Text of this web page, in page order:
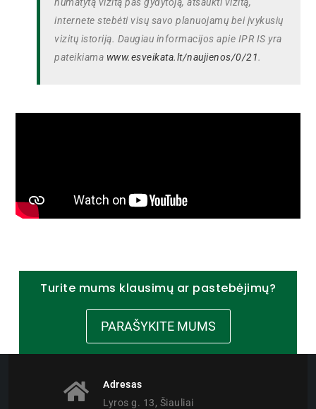
internete stebėti visų savo planuojamų bei įvykusių
vizitų istoriją. Daugiau informacijos apie IPR IS yra
pateikiama www.esveikata.lt/naujienos/0/21.
Turite mums klausimų ar pastebėjimų?
PARAŠYKITE MUMS
Adresas
Lyros g. 13, Šiauliai